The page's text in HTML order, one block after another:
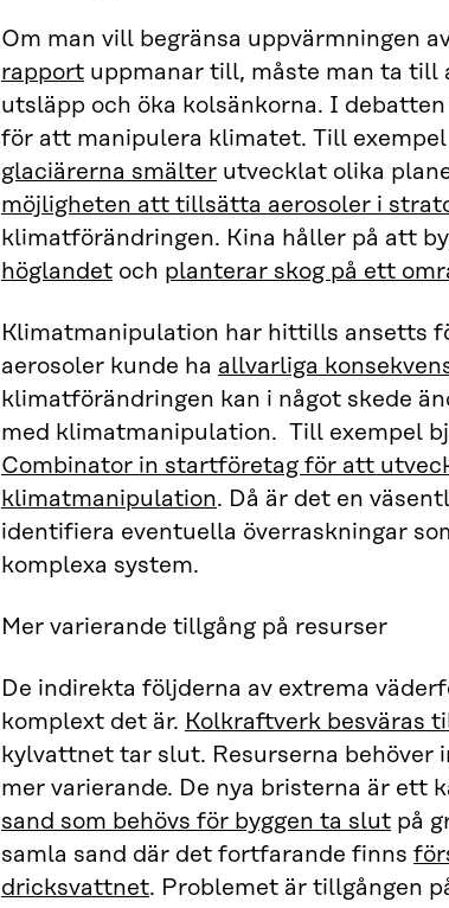
Om man vill begränsa uppvärmningen
rapport uppmanar till, måste man ta
utsläpp och öka kolsänkorna. I
för att manipulera klimatet. Till
glaciärerna smälter utvecklat olika
möjligheten att tillsätta aerosoler i
klimatförändringen. Kina håller på att
höglandet och planterar skog på ett
Klimatmanipulation har hittills ansetts
aerosoler kunde ha allvarliga
klimatförändringen kan i något skede
med klimatmanipulation. Till exempel
Combinator in startföretag för att
klimatmanipulation. Då är det en
identifiera eventuella överraskningar
komplexa system.
Mer varierande tillgång på resurser
De indirekta följderna av extrema
komplext det är. Kolkraftverk besväras
kylvattnet tar slut. Resurserna behöver
mer varierande. De nya bristerna är ett
sand som behövs för byggen ta slut på
samla sand där det fortfarande finns
dricksvattnet. Problemet är tillgången